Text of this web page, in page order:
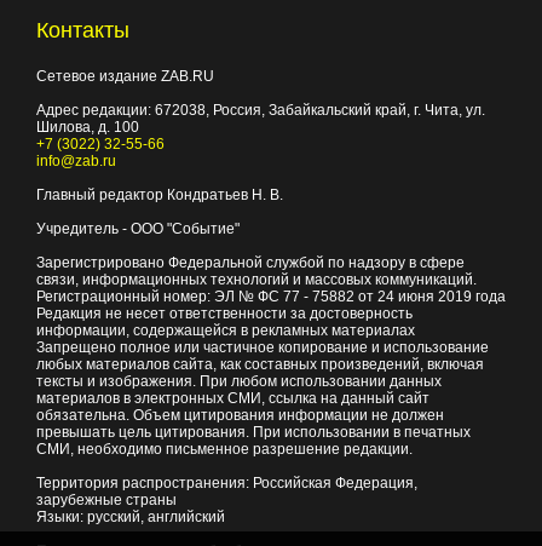
Контакты
Сетевое издание ZAB.RU
Адрес редакции: 672038, Россия, Забайкальский край, г. Чита, ул.
Шилова, д. 100
+7 (3022) 32-55-66
info@zab.ru
Главный редактор Кондратьев Н. В.
Учредитель - ООО "Событие"
Зарегистрировано Федеральной службой по надзору в сфере
связи, информационных технологий и массовых коммуникаций.
Регистрационный номер: ЭЛ № ФС 77 - 75882 от 24 июня 2019 года
Редакция не несет ответственности за достоверность
информации, содержащейся в рекламных материалах
Запрещено полное или частичное копирование и использование
любых материалов сайта, как составных произведений, включая
тексты и изображения. При любом использовании данных
материалов в электронных СМИ, ссылка на данный сайт
обязательна. Объем цитирования информации не должен
превышать цель цитирования. При использовании в печатных
СМИ, необходимо письменное разрешение редакции.
Территория распространения: Российская Федерация,
зарубежные страны
Языки: русский, английский